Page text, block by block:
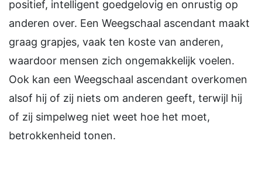
positief, intelligent goedgelovig en onrustig op
anderen over. Een Weegschaal ascendant maakt
graag grapjes, vaak ten koste van anderen,
waardoor mensen zich ongemakkelijk voelen.
Ook kan een Weegschaal ascendant overkomen
alsof hij of zij niets om anderen geeft, terwijl hij
of zij simpelweg niet weet hoe het moet,
betrokkenheid tonen.